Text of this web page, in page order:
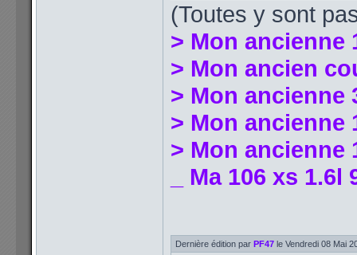
(Toutes y sont
> Mon ancienne
> Mon ancien
> Mon ancienne
> Mon ancienne
> Mon ancienne
_ Ma 106 xs 1.6l
Dernière édition par PF47 le Vendredi 08 Mai